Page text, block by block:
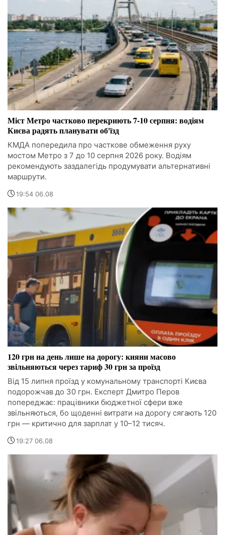
Міст Метро частково перекриють 7-10 серпня: водіям
Києва радять планувати об'їзд
КМДА попередила про часткове обмеження руху
мостом Метро з 7 до 10 серпня 2026 року. Водіям
рекомендують заздалегідь продумувати альтернативні
маршрути.
19:54 06.08
120 грн на день лише на дорогу: кияни масово
звільняються через тариф 30 грн за проїзд
Від 15 липня проїзд у комунальному транспорті Києва
подорожчав до 30 грн. Експерт Дмитро Перов
попереджає: працівники бюджетної сфери вже
звільняються, бо щоденні витрати на дорогу сягають 120
грн — критично для зарплат у 10–12 тисяч.
19:27 06.08